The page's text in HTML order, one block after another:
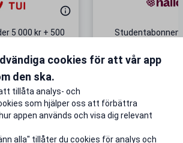
5 000 kr + 500
prissänkta
+ 20 GB
cookies för att vår app
den ska.
tillåta analys- och
som hjälper oss att förbättra
appen används och visa dig relevant
alla" tillåter du cookies för analys och